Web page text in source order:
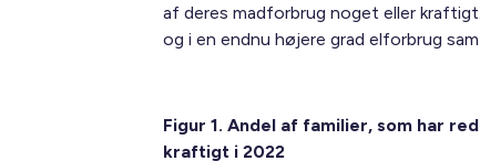
af deres madforbrug noget eller
og i en endnu højere grad elforbrug
Figur 1. Andel af familier, som har
kraftigt i 2022